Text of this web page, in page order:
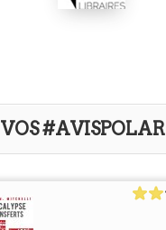
VOS #AVISPOLAR